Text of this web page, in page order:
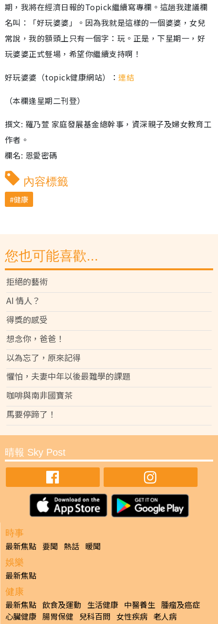
期，我將在經濟日報的Topick繼續寫專欄。這趟我建議欄
名叫：「好玩婆婆」。因為我就是這樣的一個婆婆，女兒
常說，我的額頭上只有一個字：玩。正是，下星期一，好
玩婆婆正式豋場，希望你繼續支持啊！
好玩婆婆（topick健康網站）：連結
（本欄逢星期二刊登）
撰文: 羅乃萱 家庭發展基金總幹事，資深親子及婦女教育工
作者。
欄名: 恩愛密碼
內容標籤
健康
您也可能喜歡...
拒絕的藝術
AI 情人？
得獎的感受
想念你，爸爸！
以為忘了，原來記得
懼怕，夫妻中年以後最難學的課題
咖啡與南非國寶茶
馬要停蹄了！
晴報 Sky Post
時事
最新焦點 要聞 熱話 暖聞
娛樂
最新焦點
健康
最新焦點 飲食及運動 生活健康 中醫養生 腫瘤及癌症
心臟健康 腸胃保健 兒科百問 女性疾病 老人病